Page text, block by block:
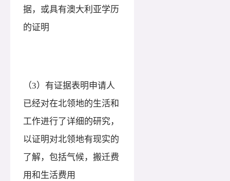
据，或具有澳大利亚学历
的证明
（3）有证据表明申请人
已经对在北领地的生活和
工作进行了详细的研究，
以证明对北领地有现实的
了解，包括气候，搬迁费
用和生活费用